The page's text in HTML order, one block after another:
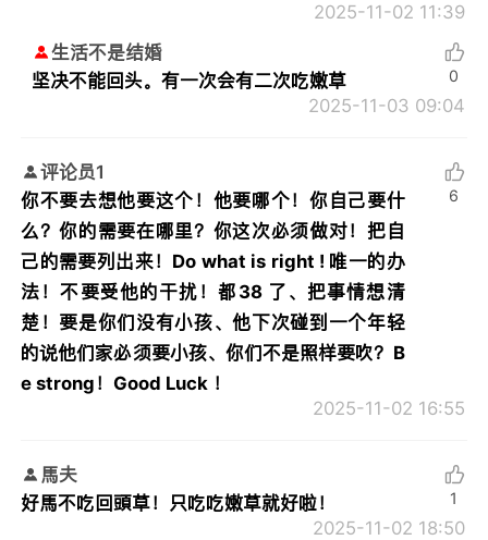
2025-11-02 11:39
生活不是结婚
坚决不能回头。有一次会有二次吃嫩草
2025-11-03 09:04
0
评论员1
你不要去想他要这个！他要哪个！你自己要什
么？你的需要在哪里？你这次必须做对！把自
己的需要列出来！Do what is right ! 唯一的办
法！不要受他的干扰！都38 了、把事情想清
楚！要是你们没有小孩、他下次碰到一个年轻
的说他们家必须要小孩、你们不是照样要吹？B
e strong！Good Luck ！
2025-11-02 16:55
6
馬夫
好馬不吃回頭草！只吃吃嫩草就好啦！
2025-11-02 18:50
1